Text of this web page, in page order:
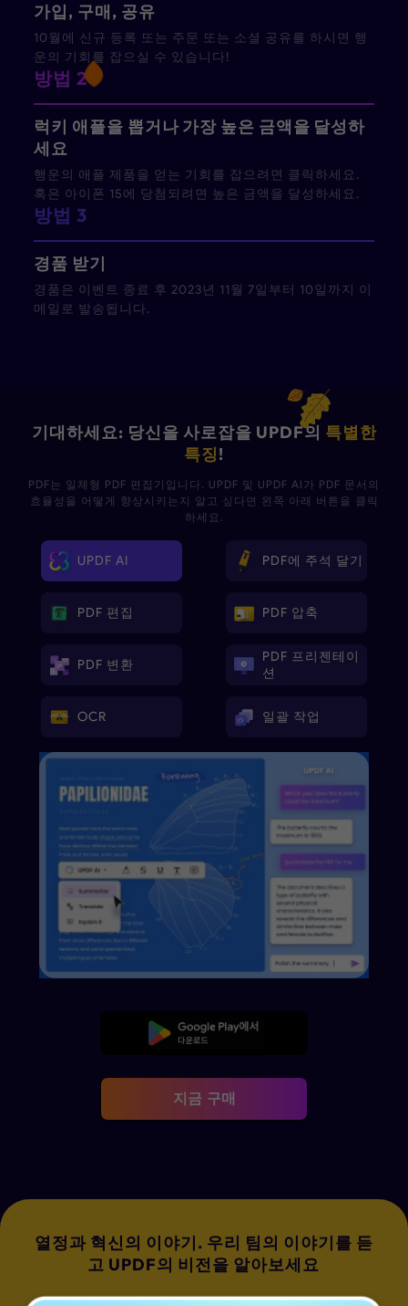
가입, 구매, 공유
10월에 신규 등록 또는 주문 또는 소셜 공유를 하시면 행
운의 기회를 잡으실 수 있습니다!
방법 2
럭키 애플을 뽑거나 가장 높은 금액을 달성하
세요
행운의 애플 제품을 얻는 기회를 잡으려면 클릭하세요.
혹은 아이폰 15에 당첨되려면 높은 금액을 달성하세요.
방법 3
경품 받기
경품은 이벤트 종료 후 2023년 11월 7일부터 10일까지 이
메일로 발송됩니다.
기대하세요: 당신을 사로잡을 UPDF의 특별한
특징!
PDF는 일체형 PDF 편집기입니다. UPDF 및 UPDF AI가 PDF 문서의
효율성을 어떻게 향상시키는지 알고 싶다면 왼쪽 아래 버튼을 클릭
하세요.
UPDF AI PDF에 주석 달기
PDF 편집 PDF 압축
PDF 변환
PDF 프리젠테이
션
OCR 일괄 작업
무료로 다운로드
지금 구매
열정과 혁신의 이야기. 우리 팀의 이야기를 듣
고 UPDF의 비전을 알아보세요